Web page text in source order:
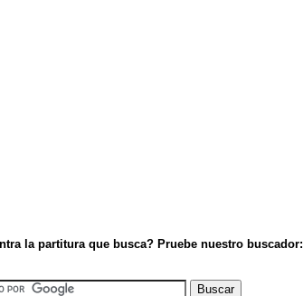
la partitura que busca? Pruebe nuestro buscador: